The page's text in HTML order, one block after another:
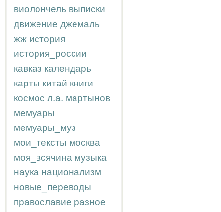
виолончель выписки
движение джемаль
жж история
история_россии
кавказ календарь
карты китай книги
космос л.а. мартынов
мемуары
мемуары_муз
мои_тексты москва
моя_всячина музыка
наука национализм
новые_переводы
православие разное